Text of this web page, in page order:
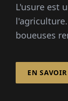
L'usure est
boueuses
fiable en
EN